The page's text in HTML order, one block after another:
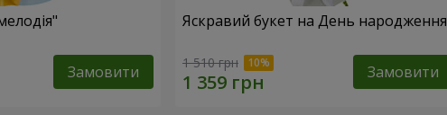
Замовити
Яскравий букет на День народження
1 510 грн Замовити